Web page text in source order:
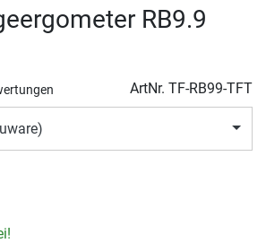
RB9.9
ArtNr. TF-RB99-TFT